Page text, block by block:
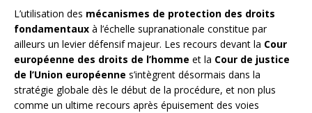
L’utilisation des mécanismes de protection des droits
fondamentaux à l’échelle supranationale constitue par
ailleurs un levier défensif majeur. Les recours devant la Cour
européenne des droits de l’homme et la Cour de justice
de l’Union européenne s’intègrent désormais dans la
stratégie globale dès le début de la procédure, et non plus
comme un ultime recours après épuisement des voies